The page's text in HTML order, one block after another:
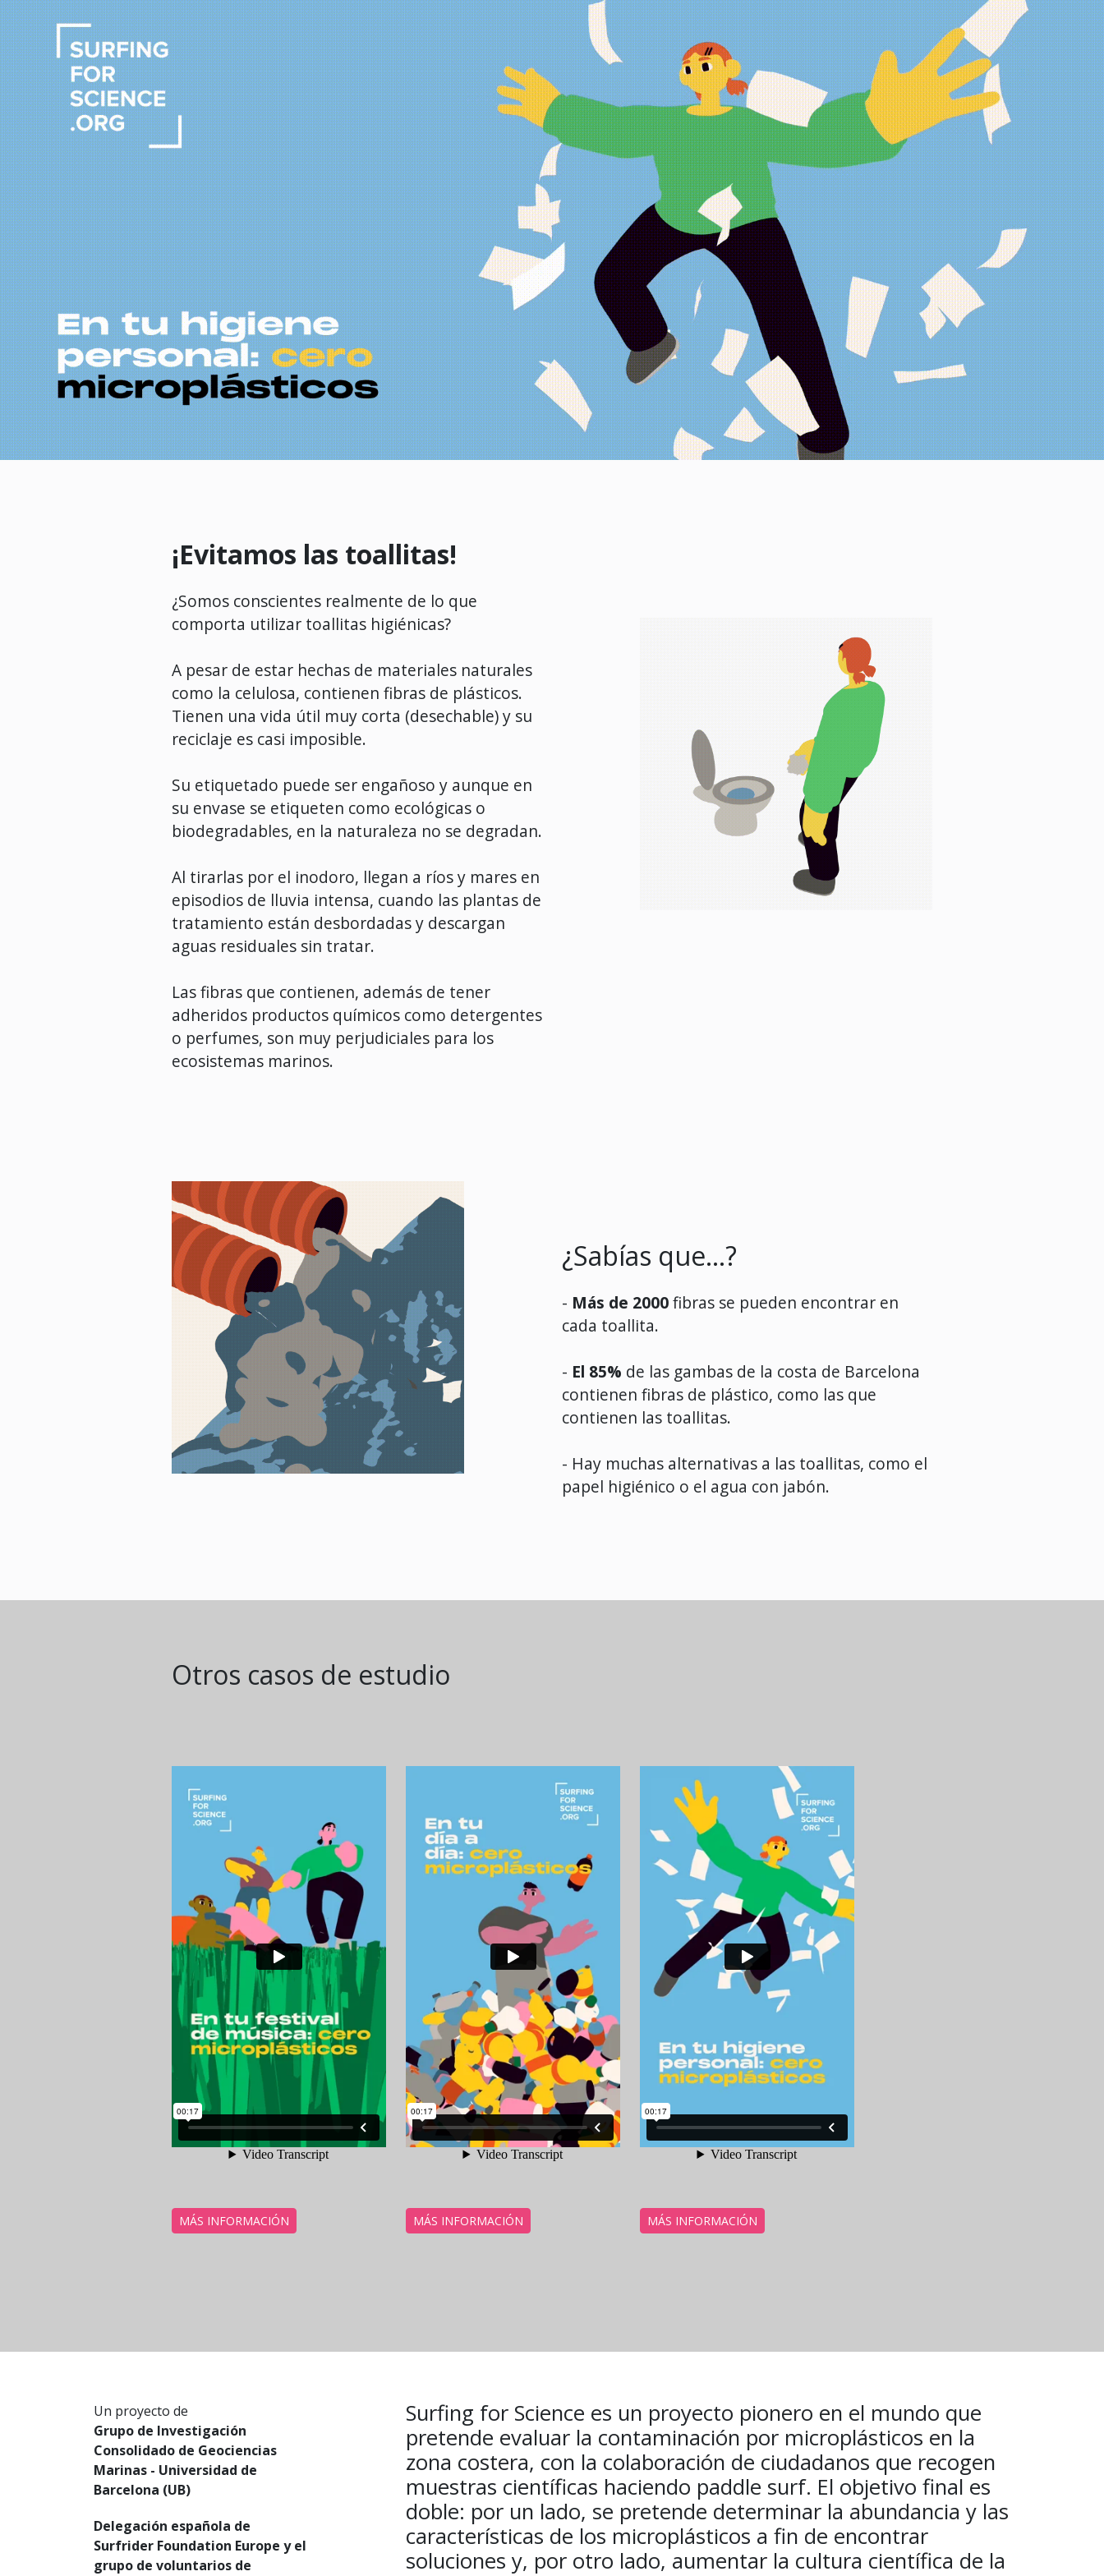
¡Evitamos las toallitas!
¿Somos conscientes realmente de lo que
comporta utilizar toallitas higiénicas?
A pesar de estar hechas de materiales naturales
como la celulosa, contienen fibras de plásticos.
Tienen una vida útil muy corta (desechable) y su
reciclaje es casi imposible.
Su etiquetado puede ser engañoso y aunque en
su envase se etiqueten como ecológicas o
biodegradables, en la naturaleza no se degradan.
Al tirarlas por el inodoro, llegan a ríos y mares en
episodios de lluvia intensa, cuando las plantas de
tratamiento están desbordadas y descargan
aguas residuales sin tratar.
Las fibras que contienen, además de tener
adheridos productos químicos como detergentes
o perfumes, son muy perjudiciales para los
ecosistemas marinos.
¿Sabías que...?
- Más de 2000fibras se pueden encontrar en
cada toallita.
- El 85% de las gambas de la costa de Barcelona
contienen fibras de plástico, como las que
contienen las toallitas.
- Hay muchas alternativas a las toallitas, como el
papel higiénico o el agua con jabón.
Otros casos de estudio
MÁS INFORMACIÓN MÁS INFORMACIÓN MÁS INFORMACIÓN
Un proyecto de
Grupo de Investigación
Consolidado de Geociencias
Marinas - Universidad de
Barcelona (UB)
Delegación española de
Surfrider Foundation Europe y el
grupo de voluntarios de
Surfing for Science es un proyecto pionero en el mundo que
pretende evaluar la contaminación por microplásticos en la
zona costera, con la colaboración de ciudadanos que recogen
muestras científicas haciendo paddle surf. El objetivo final es
doble: por un lado, se pretende determinar la abundancia y las
características de los microplásticos a fin de encontrar
soluciones y, por otro lado, aumentar la cultura científica de la